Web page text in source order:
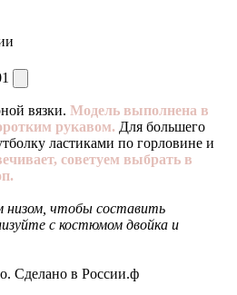
вязки. Модель выполнена в
рукавом. Для большего
ластиками по горловине и
советуем выбрать в
низом, чтобы составить
с костюмом двойка и
Сделано в России.ф